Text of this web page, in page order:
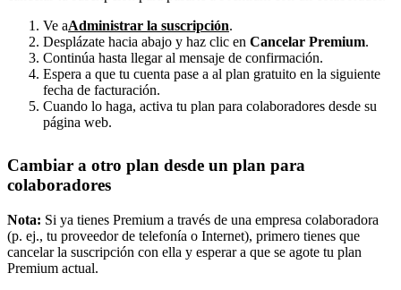
Ve aAdministrar la suscripción.
Desplázate hacia abajo y haz clic en Cancelar Premium.
Continúa hasta llegar al mensaje de confirmación.
Espera a que tu cuenta pase a al plan gratuito en la siguiente
fecha de facturación.
Cuando lo haga, activa tu plan para colaboradores desde su
página web.
Cambiar a otro plan desde un plan para
colaboradores
Nota: Si ya tienes Premium a través de una empresa colaboradora
(p. ej., tu proveedor de telefonía o Internet), primero tienes que
cancelar la suscripción con ella y esperar a que se agote tu plan
Premium actual.